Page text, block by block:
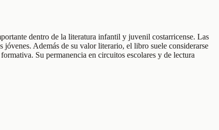
dentro de la literatura infantil y juvenil costarricense. Las
Además de su valor literario, el libro suele considerarse
Su permanencia en circuitos escolares y de lectura